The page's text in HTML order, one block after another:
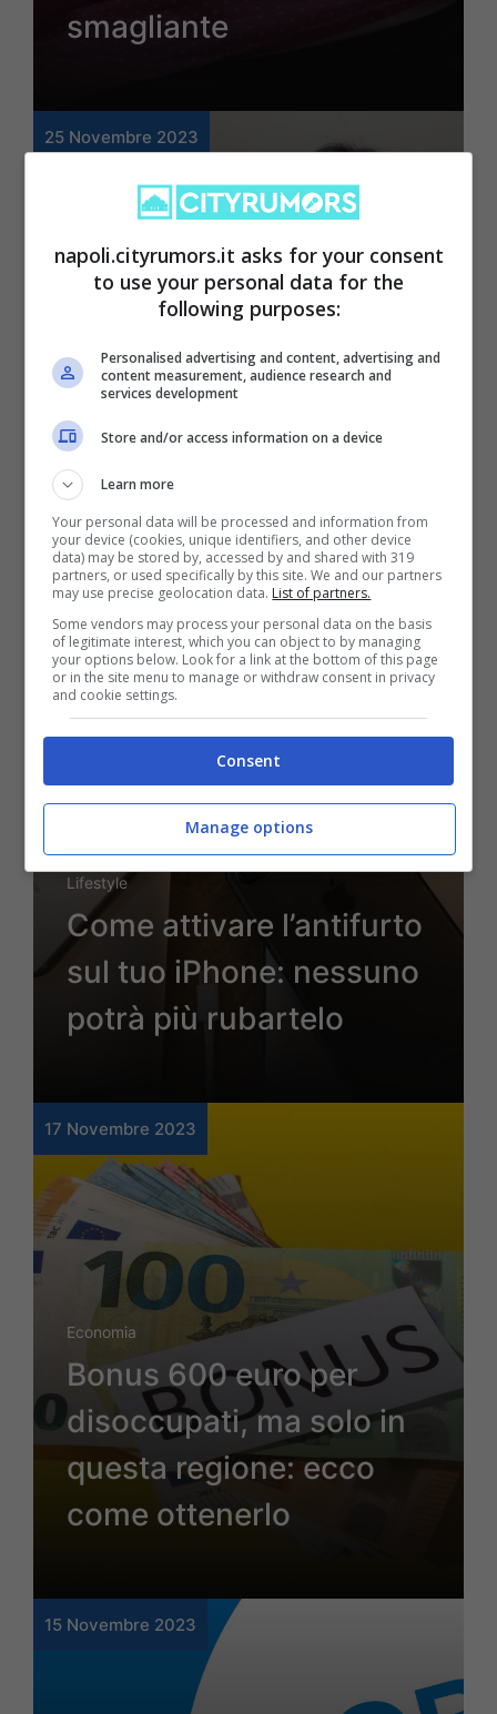
smagliante
25 Novembre 2023
Economia
tredicesima che
aumenta l’assegno INPS
di dicembre: differenza
tra importo lordo e netto
18 Novembre 2023
Lifestyle
Come attivare l’antifurto
sul tuo iPhone: nessuno
potrà più rubartelo
17 Novembre 2023
Economia
Bonus 600 euro per
disoccupati, ma solo in
questa regione: ecco
come ottenerlo
15 Novembre 2023
napoli.cityrumors.it asks for your consent
to use your personal data for the
following purposes:
Personalised advertising and content, advertising and
content measurement, audience research and
services development
Store and/or access information on a device
Learn more
Your personal data will be processed and information from
your device (cookies, unique identifiers, and other device
data) may be stored by, accessed by and shared with 319
partners, or used specifically by this site. We and our partners
may use precise geolocation data. List of partners.
Some vendors may process your personal data on the basis
of legitimate interest, which you can object to by managing
your options below. Look for a link at the bottom of this page
or in the site menu to manage or withdraw consent in privacy
and cookie settings.
Consent
Manage options